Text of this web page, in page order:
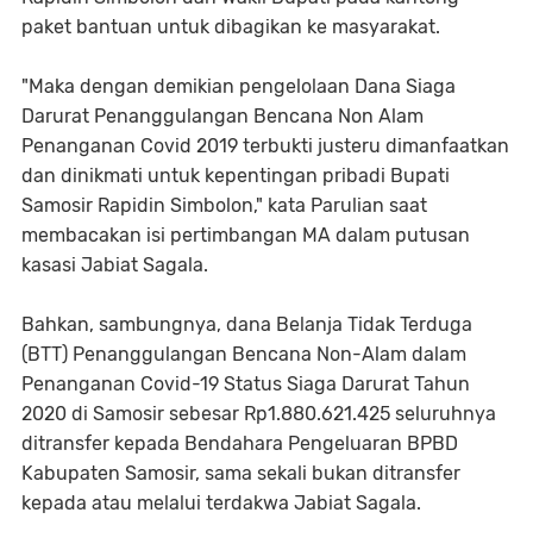
paket bantuan untuk dibagikan ke masyarakat.
"Maka dengan demikian pengelolaan Dana Siaga
Darurat Penanggulangan Bencana Non Alam
Penanganan Covid 2019 terbukti justeru dimanfaatkan
dan dinikmati untuk kepentingan pribadi Bupati
Samosir Rapidin Simbolon," kata Parulian saat
membacakan isi pertimbangan MA dalam putusan
kasasi Jabiat Sagala.
Bahkan, sambungnya, dana Belanja Tidak Terduga
(BTT) Penanggulangan Bencana Non-Alam dalam
Penanganan Covid-19 Status Siaga Darurat Tahun
2020 di Samosir sebesar Rp1.880.621.425 seluruhnya
ditransfer kepada Bendahara Pengeluaran BPBD
Kabupaten Samosir, sama sekali bukan ditransfer
kepada atau melalui terdakwa Jabiat Sagala.